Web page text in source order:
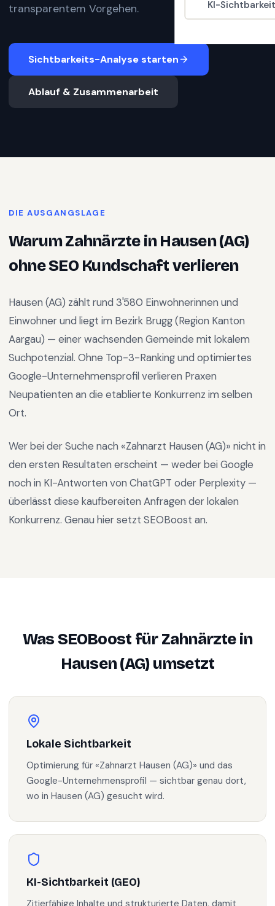
KI-
transparentem Vorgehen.
Sichtbarkeits-Analyse starten
Ablauf & Zusammenarbeit
DIE AUSGANGSLAGE
WarumZahnärzteinHausen (AG)
ohne SEO Kundschaft verlieren
Hausen (AG) zählt rund 3'580 Einwohnerinnen und
Einwohner und liegt im Bezirk Brugg(Region Kanton
Aargau) — einer wachsenden Gemeinde mit lokalem
Suchpotenzial. Ohne Top-3-Ranking und optimiertes
Google-Unternehmensprofil verlieren Praxen
Neupatienten an die etablierte Konkurrenz im selben
Ort.
Wer bei der Suche nach «Zahnarzt Hausen (AG)» nicht in
den ersten Resultaten erscheint — weder bei Google
noch in KI-Antworten von ChatGPT oder Perplexity —
überlässt diese kaufbereiten Anfragen der lokalen
Konkurrenz. Genau hier setzt SEOBoost an.
Was SEOBoost fürZahnärztein
Hausen (AG)umsetzt
Lokale Sichtbarkeit
Optimierung für «Zahnarzt Hausen (AG)» und das
Google-Unternehmensprofil — sichtbar genau dort,
wo in Hausen (AG) gesucht wird.
KI-Sichtbarkeit (GEO)
Zitierfähige Inhalte und strukturierte Daten, damit